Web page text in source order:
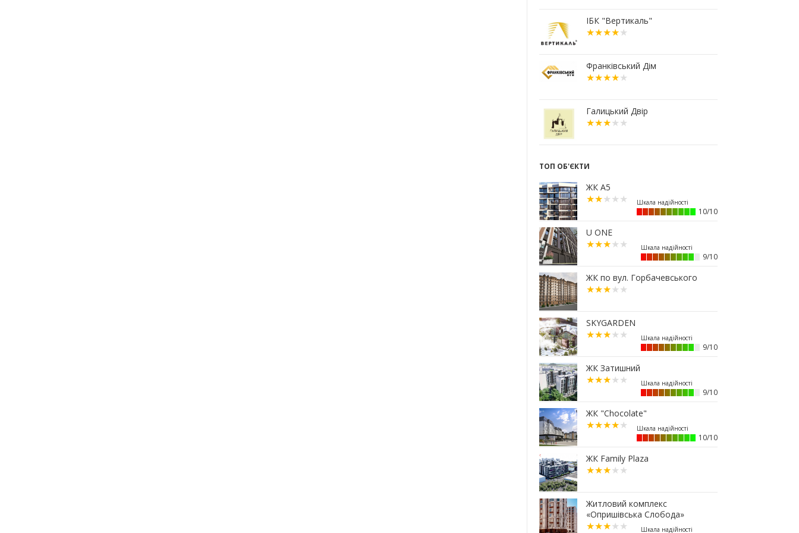
охочих купити офісний комплекс
збанкрутілої компанії з групи
«Приват»
липня: як дізнатися суму і
правильно сплатити кошти
18:52
Іпотека під 3% та нові ліміти
площі: як оновлені правила
«єОселі» працюють на
Прикарпатті
14:00
Як поєднувати кольори в
інтер’єрі: тренди 2026 року
12:38
Компанія співвласниці
"Буковелю" викупить землю в
центрі Івано-Франківська
10:22
Прокуратура вимагає повернути
34 гектари землі громаді Івано-
Франківська
16:47
Дешевші, але недоступні: скільки
коштує житло за програмою
«єОселя» в містах заходу України
13:44
Сільські будинки в західному
регіоні дорожчають у рази
швидше, ніж в містах
16:15
Паркування без зайвих турбот –
обирайте підземні паркінги ЖР
“Княгинин”
13:08
Малозабезпеченим франківцям
безкоштовно встановлюють
лічильники води
19:24
Корпус 31/1 ЖР "Княгинин" –
актуальний стан будівництва
(ФОТО)
03.07.2026
12:30
Що обрати: розстрочку чи
ІБК "Вертикаль"
Франківський Дім
Галицький Двір
ТОП ОБ'ЄКТИ
ЖК А5
10/10
U ONE
9/10
ЖК по вул. Горбачевського
SKYGARDEN
9/10
ЖК Затишний
9/10
ЖК "Chocolate"
10/10
ЖК Family Plaza
Житловий комплекс
«Опришівська Слобода»